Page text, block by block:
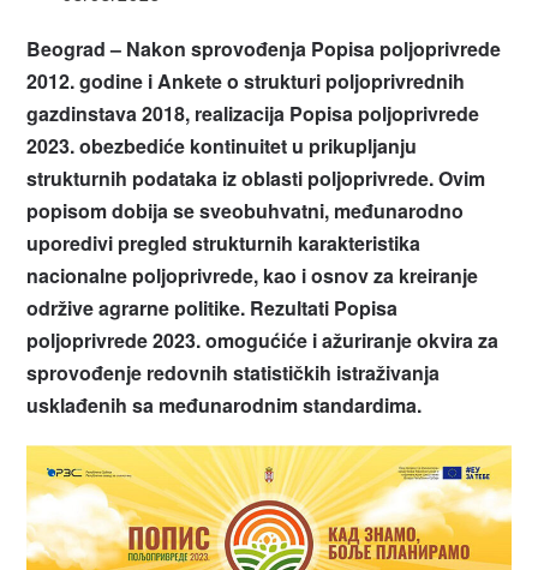
Beograd – Nakon sprovođenja Popisa poljoprivrede
2012. godine i Ankete o strukturi poljoprivrednih
gazdinstava 2018, realizacija Popisa poljoprivrede
2023. obezbediće kontinuitet u prikupljanju
strukturnih podataka iz oblasti poljoprivrede.Ovim
popisom dobija se sveobuhvatni, međunarodno
uporedivi pregled strukturnih karakteristika
nacionalne poljoprivrede, kao i osnov za kreiranje
održive agrarne politike. Rezultati Popisa
poljoprivrede 2023. omogućiće i ažuriranje okvira za
sprovođenje redovnih statističkih istraživanja
usklađenih sa međunarodnim standardima.